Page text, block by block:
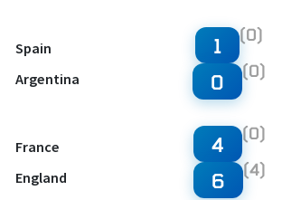
Spain
Argentina
1 (0)
0 (0)
France
England
4 (0)
6 (4)